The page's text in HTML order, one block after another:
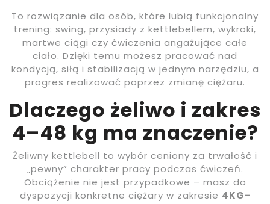
To rozwiązanie dla osób, które lubią funkcjonalny
trening: swing, przysiady z kettlebellem, wykroki,
martwe ciągi czy ćwiczenia angażujące całe
ciało. Dzięki temu możesz pracować nad
kondycją, siłą i stabilizacją w jednym narzędziu, a
progres realizować poprzez zmianę ciężaru.
Dlaczego żeliwo i zakres
4–48 kg ma znaczenie?
Żeliwny kettlebell to wybór ceniony za trwałość i
„pewny” charakter pracy podczas ćwiczeń.
Obciążenie nie jest przypadkowe – masz do
dyspozycji konkretne ciężary w zakresie 4KG-